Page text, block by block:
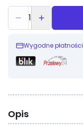
1
Wygodne płatności
Opis